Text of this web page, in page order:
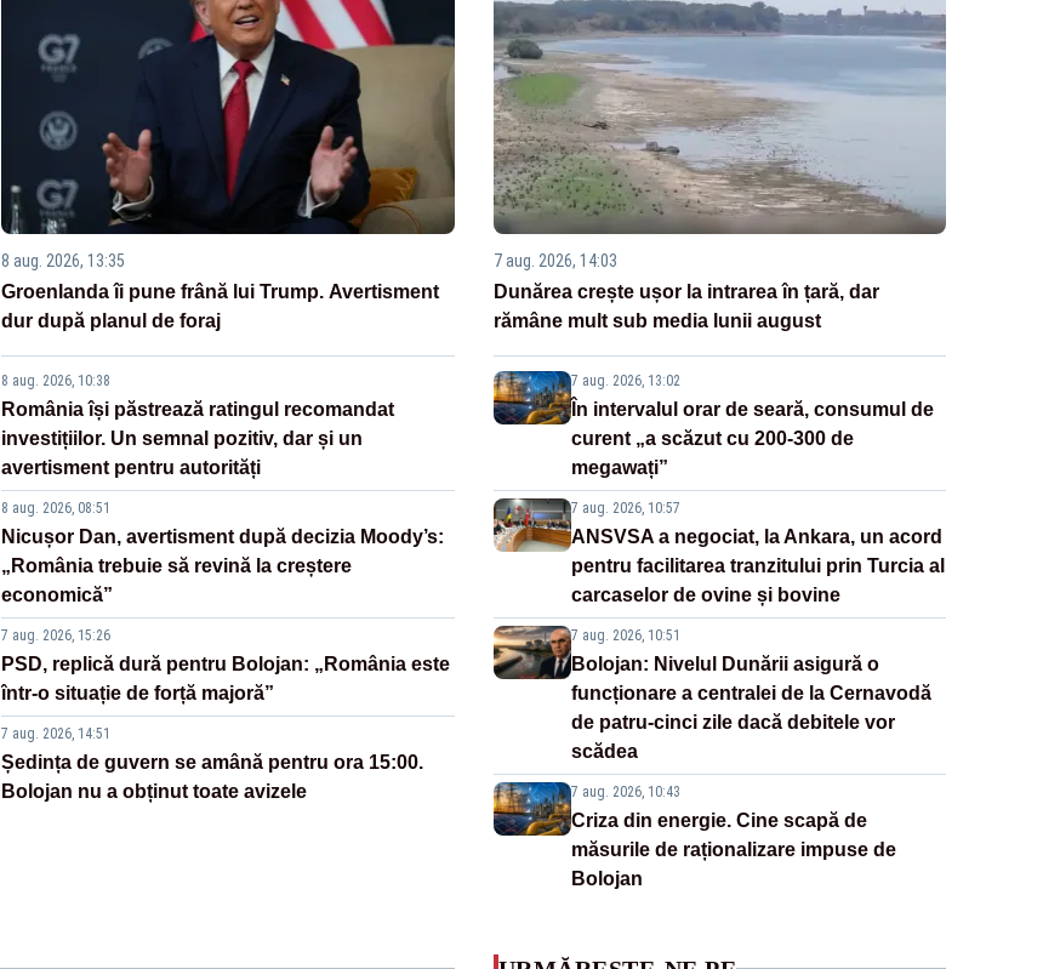
8 aug. 2026, 13:35
Groenlanda îi pune frână lui Trump. Avertisment
dur după planul de foraj
8 aug. 2026, 10:38
România își păstrează ratingul recomandat
investițiilor. Un semnal pozitiv, dar și un
avertisment pentru autorități
8 aug. 2026, 08:51
Nicușor Dan, avertisment după decizia Moody’s:
„România trebuie să revină la creștere
economică”
7 aug. 2026, 15:26
PSD, replică dură pentru Bolojan: „România este
într-o situație de forță majoră”
7 aug. 2026, 14:51
Ședința de guvern se amână pentru ora 15:00.
Bolojan nu a obținut toate avizele
7 aug. 2026, 14:03
Dunărea crește ușor la intrarea în țară, dar
rămâne mult sub media lunii august
7 aug. 2026, 13:02
În intervalul orar de seară, consumul de
curent „a scăzut cu 200-300 de
megawați”
7 aug. 2026, 10:57
ANSVSA a negociat, la Ankara, un acord
pentru facilitarea tranzitului prin Turcia al
carcaselor de ovine și bovine
7 aug. 2026, 10:51
Bolojan: Nivelul Dunării asigură o
funcționare a centralei de la Cernavodă
de patru-cinci zile dacă debitele vor
scădea
7 aug. 2026, 10:43
Criza din energie. Cine scapă de
măsurile de raționalizare impuse de
Bolojan